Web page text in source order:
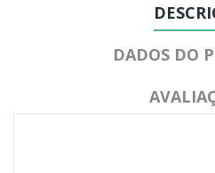
DADOS DO